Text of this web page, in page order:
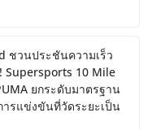
ชวนประชันความเร็ว
Supersports 10 Mile
ยกระดับมาตรฐาน
รแข่งขันที่วัดระยะเป็น